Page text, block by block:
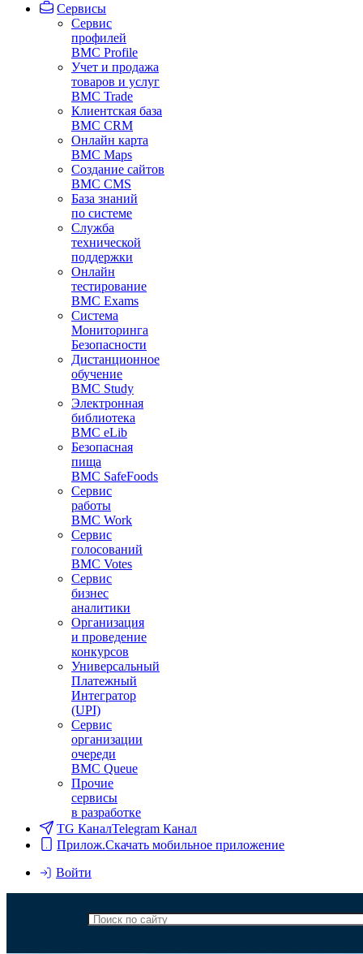
Сервисы
Сервис
профилей
BMC Profile
Учет и продажа
товаров и услуг
BMC Trade
Клиентская база
BMC CRM
Онлайн карта
BMC Maps
Создание сайтов
BMC CMS
База знаний
по системе
Служба
технической
поддержки
Онлайн
тестирование
BMC Exams
Система
Мониторинга
Безопасности
Дистанционное
обучение
BMC Study
Электронная
библиотека
BMC eLib
Безопасная
пища
BMC SafeFoods
Сервис
работы
BMC Work
Сервис
голосований
BMC Votes
Сервис
бизнес
аналитики
Организация
и проведение
конкурсов
Универсальный
Платежный
Интегратор
(UPI)
Сервис
организации
очереди
BMC Queue
Прочие
сервисы
в разработке
TG КаналTelegram Канал
Прилож.Скачать мобильное приложение
Войти